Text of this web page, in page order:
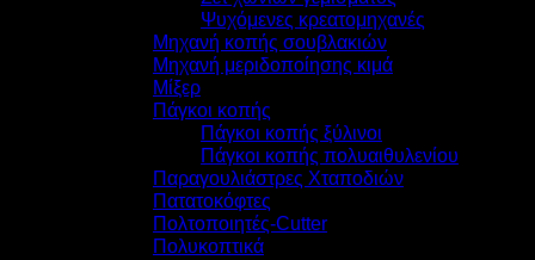
Ψυχόμενες κρεατομηχανές
Μηχανή κοπής σουβλακιών
Μηχανή μεριδοποίησης κιμά
Μίξερ
Πάγκοι κοπής
Πάγκοι κοπής ξύλινοι
Πάγκοι κοπής πολυαιθυλενίου
Παραγουλιάστρες Χταποδιών
Πατατοκόφτες
Πολτοποιητές-Cutter
Πολυκοπτικά